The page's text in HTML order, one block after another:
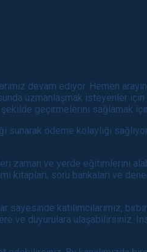
devam ediyor. Hemen
uzmanlaşmak isteyenler
şekilde geçirmelerini sağlamak
ödeme kolaylığı
zaman ve yerde eğitimlerini
kitapları, soru bankaları ve
sayesinde katılımcılarımız,
duyurulara ulaşabilirsiniz.